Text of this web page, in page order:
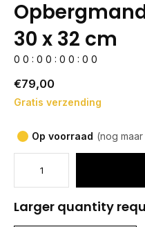
30 x 32 cm
0 0 : 0 0 : 0 0 : 0 0
€79,00
Gratis verzending
Op voorraad (nog
Larger quantity